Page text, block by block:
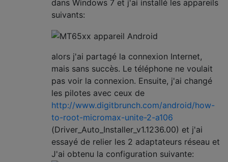
dans Windows 7 et j'ai installé les appareils
suivants:
alors j'ai partagé la connexion Internet,
mais sans succès. Le téléphone ne voulait
pas voir la connexion. Ensuite, j'ai changé
les pilotes avec ceux de
http://www.digitbrunch.com/android/how-
to-root-micromax-unite-2-a106
(Driver_Auto_Installer_v1.1236.00) et j'ai
essayé de relier les 2 adaptateurs réseau et
J'ai obtenu la configuration suivante: